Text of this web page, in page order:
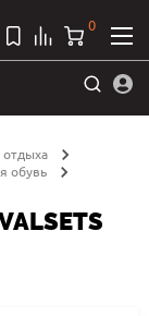
0
отдыха
обувь